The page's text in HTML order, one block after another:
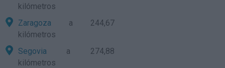
kilómetros
Zaragoza a 244,67
kilómetros
Segovia a 274,88
kilómetros